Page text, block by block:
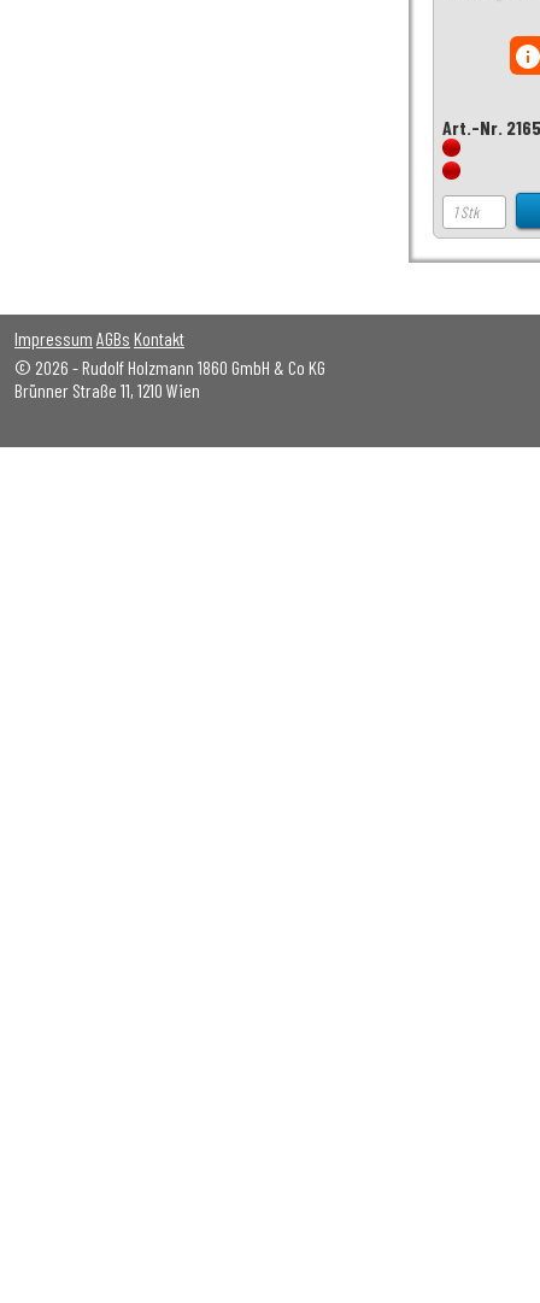
Art.-Nr.
Impressum AGBs Kontakt
© 2026 - Rudolf Holzmann 1860 GmbH & Co KG
Brünner Straße 11, 1210 Wien